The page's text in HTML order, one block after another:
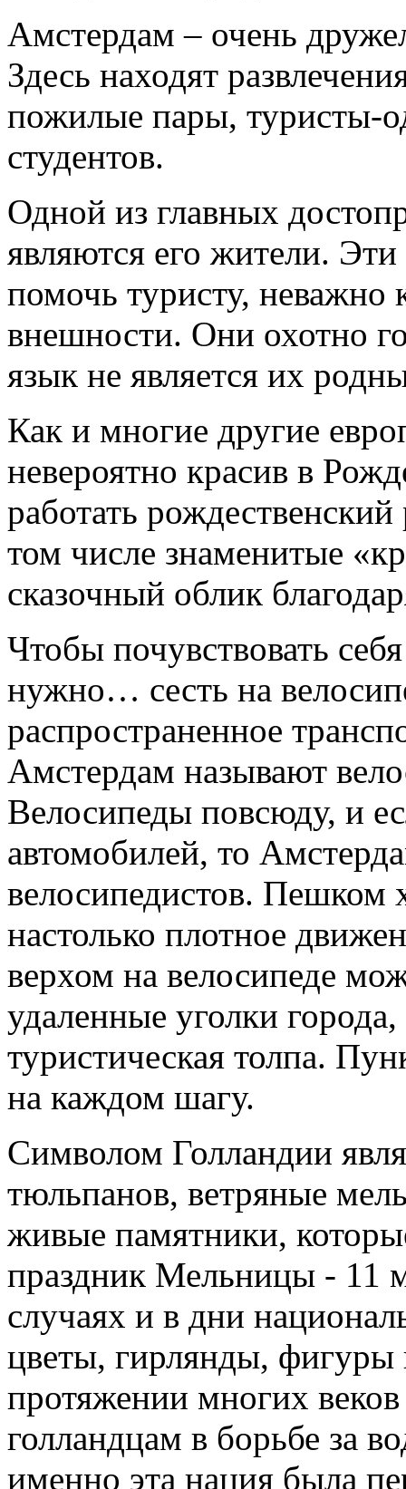
Амстердам – очень
Здесь находят
пожилые пары, туристы-
студентов.
Одной из главных
являются его жители.
помочь туристу, неважно
внешности. Они охотно
язык не является их
Как и многие другие
невероятно красив в
работать
том числе знаменитые
сказочный облик
Чтобы почувствовать
нужно… сесть на
распространенное
Амстердам называют
Велосипеды повсюду, и
автомобилей, то
велосипедистов. Пешком
настолько плотное
верхом на велосипеде
удаленные уголки
туристическая толпа.
на каждом шагу.
Символом Голландии
тюльпанов, ветряные
живые памятники,
праздник Мельницы - 11
случаях и в дни
цветы, гирлянды, фигуры
протяжении многих
голландцам в борьбе за
именно эта нация была